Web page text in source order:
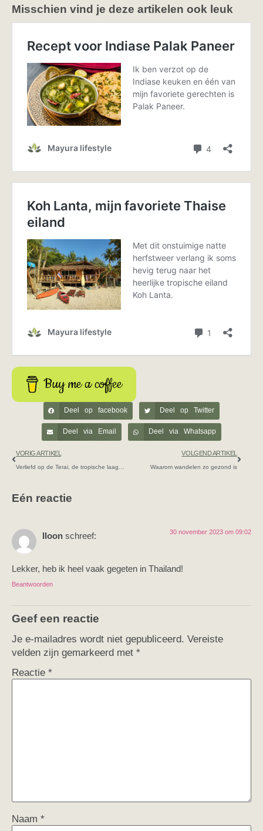
Misschien vind je deze artikelen ook leuk
Buy me a coffee
Deel op facebook Deel op Twitter
Deel via Email Deel via Whatsapp
VORIG ARTIKEL VOLGEND ARTIKEL
Waarom wandelen zo gezond is
Eén reactie
Iloon schreef: 30 november 2023 om 09:02
Lekker, heb ik heel vaak gegeten in Thailand!
Beantwoorden
Geef een reactie
Je e-mailadres wordt niet gepubliceerd. Vereiste
velden zijn gemarkeerd met *
Reactie *
Naam *